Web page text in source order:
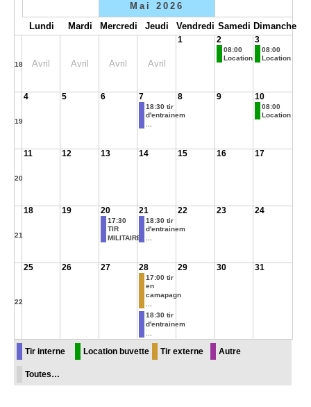
Mai 2026
Lundi
Mardi Mercredi Jeudi Vendredi Samedi Dimanche
18 Avril Avril Avril Avril
1 2
08:00
Location
3
08:00
Location
19
4 5 6 7
18:30 tir
d'entrainem
8 9 10
08:00
Location
20
11 12 13 14 15 16 17
21
18 19 20
17:30
TIR
MILITAIRE
21
18:30 tir
d'entrainem
22 23 24
22
25 26 27 28
17:00 tir
en
camapagn
18:30 tir
d'entrainem
29 30 31
Tir interne Location buvette Tir externe Autre
Toutes…